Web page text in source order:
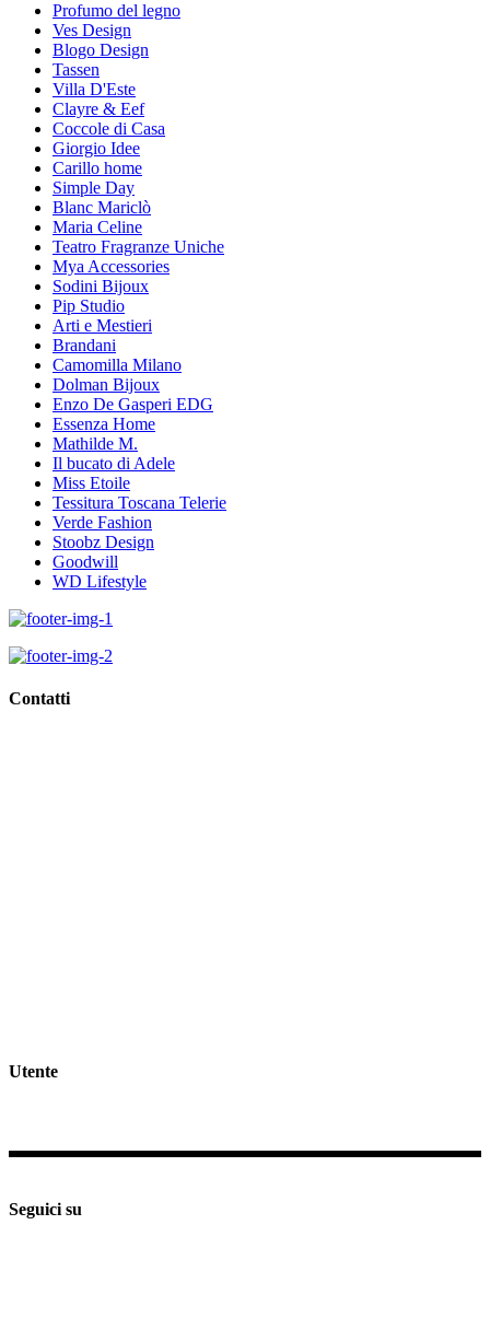
Profumo del legno
Ves Design
Blogo Design
Tassen
Villa D'Este
Clayre & Eef
Coccole di Casa
Giorgio Idee
Carillo home
Simple Day
Blanc Mariclò
Maria Celine
Teatro Fragranze Uniche
Mya Accessories
Sodini Bijoux
Pip Studio
Arti e Mestieri
Brandani
Camomilla Milano
Dolman Bijoux
Enzo De Gasperi EDG
Essenza Home
Mathilde M.
Il bucato di Adele
Miss Etoile
Tessitura Toscana Telerie
Verde Fashion
Stoobz Design
Goodwill
WD Lifestyle
Contatti
Utente
Seguici su